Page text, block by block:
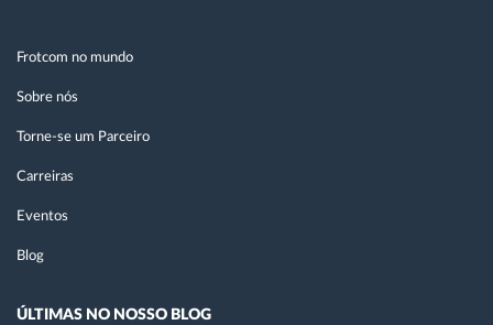
Frotcom no mundo
Sobre nós
Torne-se um Parceiro
Carreiras
Eventos
Blog
ÚLTIMAS NO NOSSO BLOG